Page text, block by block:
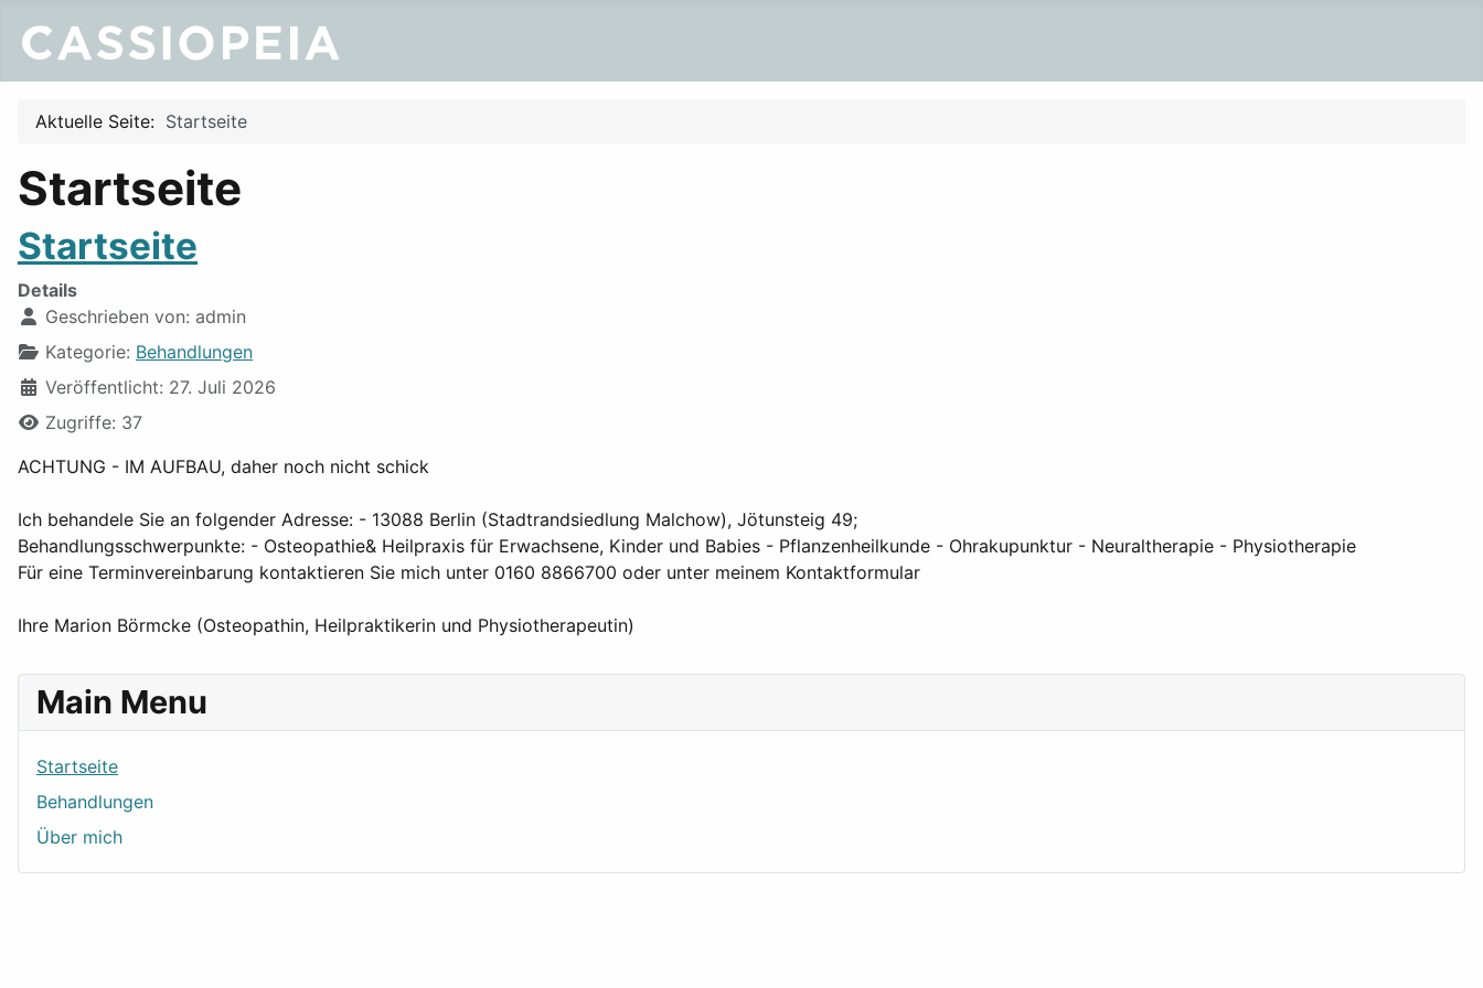
Aktuelle Seite: Startseite
Startseite
Startseite
Details
Geschrieben von: admin
Kategorie: Behandlungen
Veröffentlicht: 27. Juli 2026
Zugriffe: 37
ACHTUNG - IM AUFBAU, daher noch nicht schick
Ich behandele Sie an folgender Adresse: - 13088 Berlin (Stadtrandsiedlung Malchow), Jötunsteig 49;
Behandlungsschwerpunkte: - Osteopathie& Heilpraxis für Erwachsene, Kinder und Babies - Pflanzenheilkunde - Ohrakupunktur - Neuraltherapie - Physiotherapie
Für eine Terminvereinbarung kontaktieren Sie mich unter 0160 8866700 oder unter meinem Kontaktformular
Ihre Marion Börmcke (Osteopathin, Heilpraktikerin und Physiotherapeutin)
Main Menu
Startseite
Behandlungen
Über mich